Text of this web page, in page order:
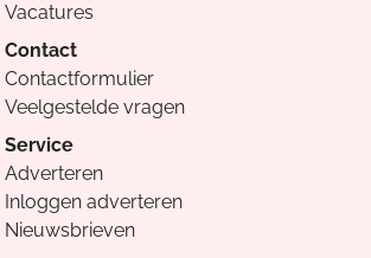
Vacatures
Contact
Contactformulier
Veelgestelde vragen
Service
Adverteren
Inloggen adverteren
Nieuwsbrieven